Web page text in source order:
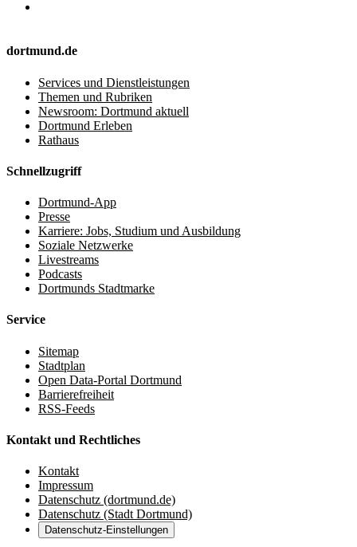
dortmund.de
Services und Dienstleistungen
Themen und Rubriken
Newsroom: Dortmund aktuell
Dortmund Erleben
Rathaus
Schnellzugriff
Dortmund-App
Presse
Karriere: Jobs, Studium und Ausbildung
Soziale Netzwerke
Livestreams
Podcasts
Dortmunds Stadtmarke
Service
Sitemap
Stadtplan
Open Data-Portal Dortmund
Barrierefreiheit
RSS-Feeds
Kontakt und Rechtliches
Kontakt
Impressum
Datenschutz (dortmund.de)
Datenschutz (Stadt Dortmund)
Datenschutz-Einstellungen